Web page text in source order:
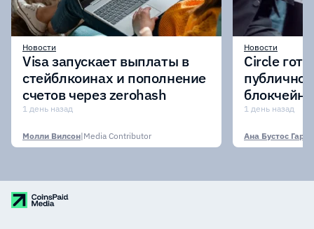
Новости
Visa запускает выплаты в
стейблкоинах и пополнение
счетов через zerohash
1 день назад
Молли Вилсон|Media Contributor
Новости
Circle
участии
1 день назад
Ана Бустос